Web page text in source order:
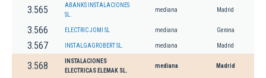
3.565
ABANKS INSTALACIONES
SL.
mediana Madrid
3.566 ELECTRIC JOMI SL mediana Gerona
3.567 INSTALGAGROBERT SL. mediana Madrid
3.568
INSTALACIONES
ELECTRICAS ELEMAK SL.
mediana Madrid